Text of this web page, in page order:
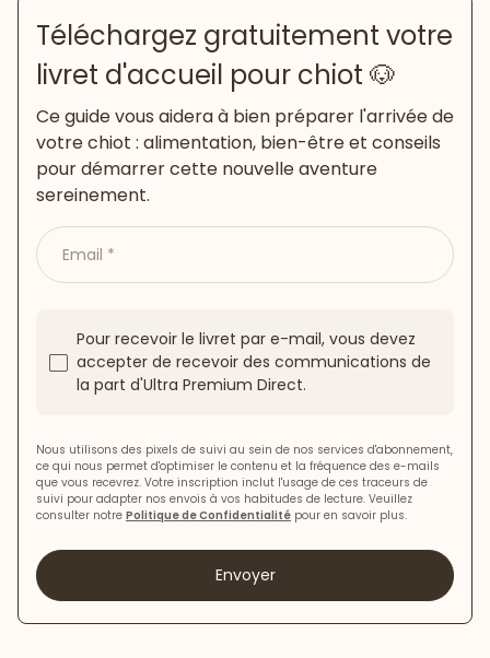
Téléchargez gratuitement votre
livret d'accueil pour chiot 🐶
Ce guide vous aidera à bien préparer l'arrivée de
votre chiot : alimentation, bien-être et conseils
pour démarrer cette nouvelle aventure
sereinement.
Email
Pour recevoir le livret par e-mail, vous devez
accepter de recevoir des communications de
la part d'Ultra Premium Direct.
Nous utilisons des pixels de suivi au sein de nos services d'abonnement,
ce qui nous permet d'optimiser le contenu et la fréquence des e-mails
que vous recevrez. Votre inscription inclut l'usage de ces traceurs de
suivi pour adapter nos envois à vos habitudes de lecture. Veuillez
consulter notre Politique de Confidentialité pour en savoir plus.
Envoyer